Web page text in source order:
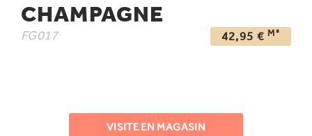
CHAMPAGNE
FG017 42,95 € M²
VISITE EN MAGASIN